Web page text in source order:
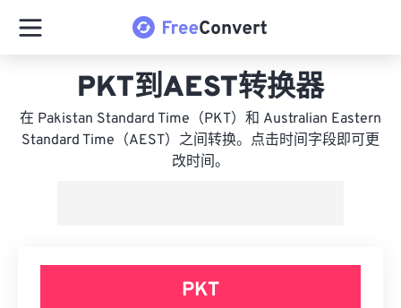
PKT到AEST转换器
在 Pakistan Standard Time（PKT）和 Australian Eastern
Standard Time（AEST）之间转换。点击时间字段即可更
改时间。
PKT